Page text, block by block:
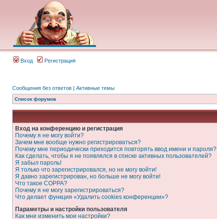
Вход Регистрация
Сообщения без ответов | Активные темы
Список форумов
Вход на конференцию и регистрация
Почему я не могу войти?
Зачем мне вообще нужно регистрироваться?
Почему мне периодически приходится повторять ввод имени и пароля?
Как сделать, чтобы я не появлялся в списке активных пользователей?
Я забыл пароль!
Я только что зарегистрировался, но не могу войти!
Я давно зарегистрирован, но больше не могу войти!
Что такое COPPA?
Почему я не могу зарегистрироваться?
Что делает функция «Удалить cookies конференции»?
Параметры и настройки пользователя
Как мне изменить мои настройки?